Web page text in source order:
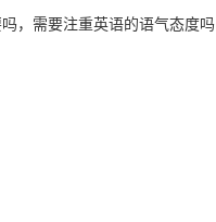
，需要注重英语的语气态度吗